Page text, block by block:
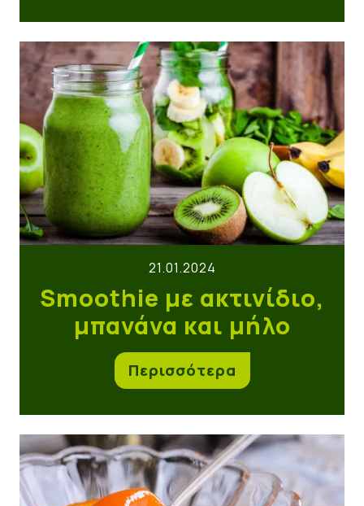
Smoothie με ακτινίδιο, μπανάνα και μήλο
21.01.2024
Smoothie με ακτινίδιο,
μπανάνα και μήλο
Περισσότερα
Γλυκό του κουταλιού μανταρίνι